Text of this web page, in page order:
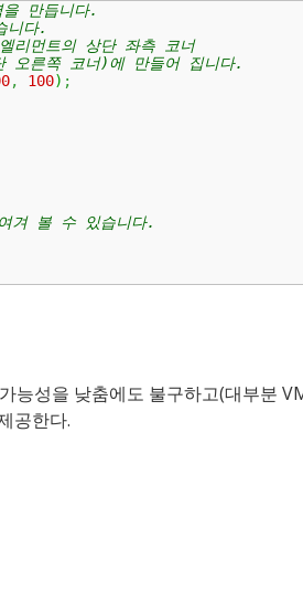
만듭니다.
니다.
먼트의 상단 좌측 코너
른쪽 코너)에 만들어 집니다.
, 100) ;
겨 볼 수 있습니다.
능성을 낮춤에도 불구하고(대부분
공한다.